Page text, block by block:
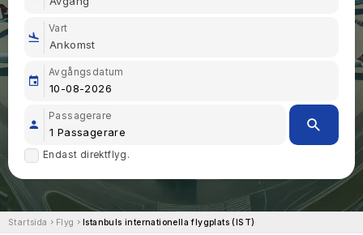
Vart
Avgångsdatum
Passagerare
Endast direktflyg.
Startsida Flyg Istanbuls internationella flygplats (IST)